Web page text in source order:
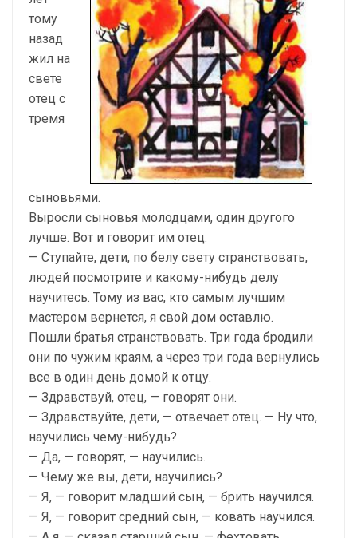
тому
назад
жил на
свете
отец с
тремя
сыновьями.
Выросли сыновья молодцами, один другого
лучше. Вот и говорит им отец:
— Ступайте, дети, по белу свету странствовать,
людей посмотрите и какому-нибудь делу
научитесь. Тому из вас, кто самым лучшим
мастером вернется, я свой дом оставлю.
Пошли братья странствовать. Три года бродили
они по чужим краям, а через три года вернулись
все в один день домой к отцу.
— Здравствуй, отец, — говорят они.
— Здравствуйте, дети, — отвечает отец. — Ну что,
научились чему-нибудь?
— Да, — говорят, — научились.
— Чему же вы, дети, научились?
— Я, — говорит младший сын, — брить научился.
— Я, — говорит средний сын, — ковать научился.